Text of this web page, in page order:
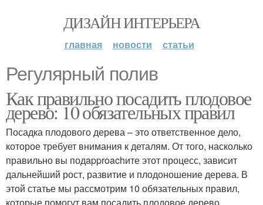
ДИЗАЙН ИНТЕРЬЕРА
главная новости статьи
Регулярный полив
Как правильно посадить плодовое
дерево: 10 обязательных правил
Посадка плодового дерева – это ответственное дело,
которое требует внимания к деталям. От того, насколько
правильно вы подapproachите этот процесс, зависит
дальнейший рост, развитие и плодоношение дерева. В
этой статье мы рассмотрим 10 обязательных правил,